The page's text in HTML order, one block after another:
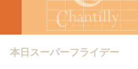
本日スーパーフライデー